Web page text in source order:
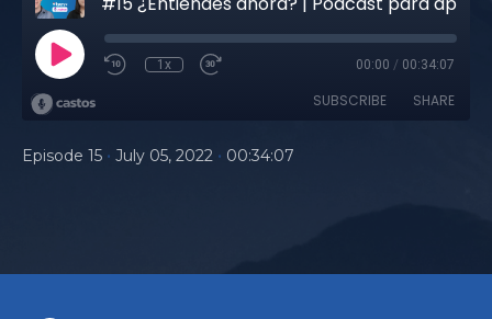
1x 00:00 / 00:34:07
SUBSCRIBE SHARE
Episode 15 • July 05, 2022 • 00:34:07